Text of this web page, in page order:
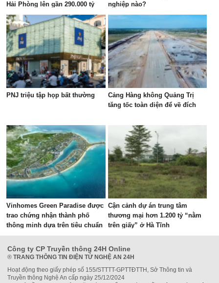
Hải Phòng lên gần 290.000 tỷ
đồng?
nghiệp nào?
PNJ triệu tập họp bất thường
Cảng Hàng không Quảng Trị
tăng tốc toàn diện để về đích
Vinhomes Green Paradise được
trao chứng nhận thành phố
thông minh dựa trên tiêu chuẩn
toàn cầu 37122
Cận cảnh dự án trung tâm
thương mại hơn 1.200 tỷ “nằm
trên giấy” ở Hà Tĩnh
Công ty CP Truyền thông 24H Online
® TRANG THÔNG TIN ĐIỆN TỬ NGHỆ AN 24H
Hoạt động theo giấy phép số 155/STTTT-GPTTĐTTH, Sở Thông tin và
Truyền thông Nghệ An cấp ngày 25/12/2024